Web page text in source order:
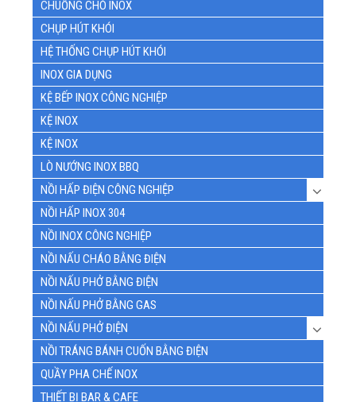
CHUỒNG CHÓ INOX
CHỤP HÚT KHÓI
HỆ THỐNG CHỤP HÚT KHÓI
INOX GIA DỤNG
KỆ BẾP INOX CÔNG NGHIỆP
KỆ INOX
KỆ INOX
LÒ NƯỚNG INOX BBQ
NỒI HẤP ĐIỆN CÔNG NGHIỆP
NỒI HẤP INOX 304
NỒI INOX CÔNG NGHIỆP
NỒI NẤU CHÁO BẰNG ĐIỆN
NỒI NẤU PHỞ BẰNG ĐIỆN
NỒI NẤU PHỞ BẰNG GAS
NỒI NẤU PHỞ ĐIỆN
NỒI TRÁNG BÁNH CUỐN BẰNG ĐIỆN
QUẦY PHA CHẾ INOX
THIẾT BỊ BAR & CAFE